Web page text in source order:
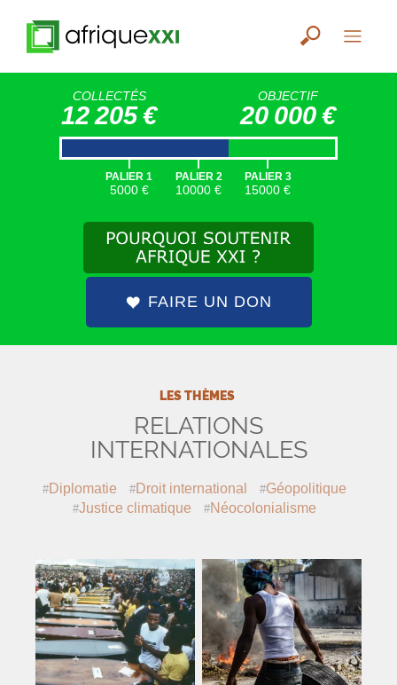
COLLECTÉS
12 205 €
OBJECTIF
20 000 €
|
PALIER 1
5000 €
|
PALIER 2
10000 €
|
PALIER 3
15000 €
FAIRE UN DON
LES THÈMES
RELATIONS
INTERNATIONALES
Diplomatie Droit international
Géopolitique
Justice climatique
Néocolonialisme